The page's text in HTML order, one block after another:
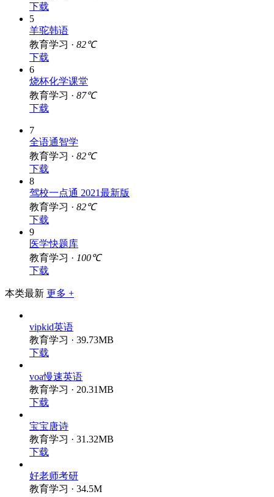
下载
5
羊驼韩语
教育学习 · 82℃
下载
6
烧杯化学课堂
教育学习 · 87℃
下载
7
全语通智学
教育学习 · 82℃
下载
8
驾校一点通 2021最新版
教育学习 · 82℃
下载
9
医学快题库
教育学习 · 100℃
下载
本类最新 更多 +
vipkid英语
教育学习 · 39.73MB
下载
voa慢速英语
教育学习 · 20.31MB
下载
宝宝唐诗
教育学习 · 31.32MB
下载
好老师考研
教育学习 · 34.5M